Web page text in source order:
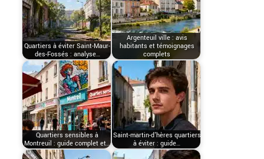
Quartiers à éviter Saint-Maur-
des-Fossés : analyse…
Argenteuil ville : avis
habitants et témoignages
complets
Quartiers sensibles à
Montreuil : guide complet et…
Saint-martin-d'hères quartiers
à éviter : guide…